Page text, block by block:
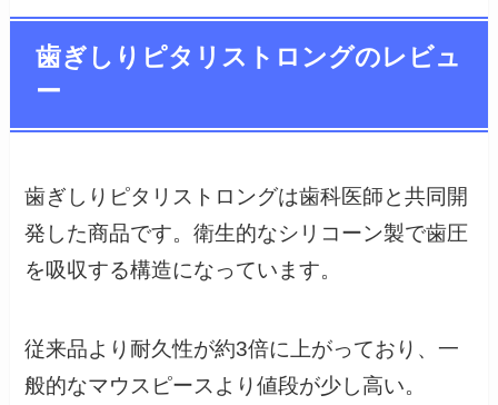
歯ぎしりピタリストロングのレビュ
ー
歯ぎしりピタリストロングは歯科医師と共同開
発した商品です。衛生的なシリコーン製で歯圧
を吸収する構造になっています。
従来品より耐久性が約3倍に上がっており、一
般的なマウスピースより値段が少し高い。